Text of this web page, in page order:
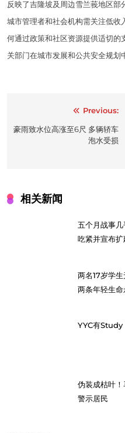
反映了吉隆坡及周边雪兰莪地区部
城市管理者和社会机构需关注低收
何通过政策和社区资源提供适切的
关部门在城市发展和公共安全规划
navigation
Previous:
豪雨致水位高涨至6尺 多辆轿车
泡水受损
相关新闻
五个月战事
吃紧并宣布
两名17岁学
两条年轻生
YYC有Study
伪装成枯叶
警示居民